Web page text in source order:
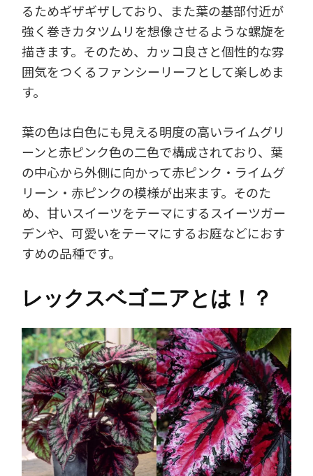
るためギザギザしており、また葉の基部付近が
強く巻きカタツムリを想像させるような螺旋を
描きます。そのため、カッコ良さと個性的な雰
囲気をつくるファンシーリーフとして楽しめま
す。
葉の色は白色にも見える明度の高いライムグリ
ーンと赤ピンク色の二色で構成されており、葉
の中心から外側に向かって赤ピンク・ライムグ
リーン・赤ピンクの模様が出来ます。そのた
め、甘いスイーツをテーマにするスイーツガー
デンや、可愛いをテーマにするお庭などにおす
すめの品種です。
レックスベゴニアとは！？